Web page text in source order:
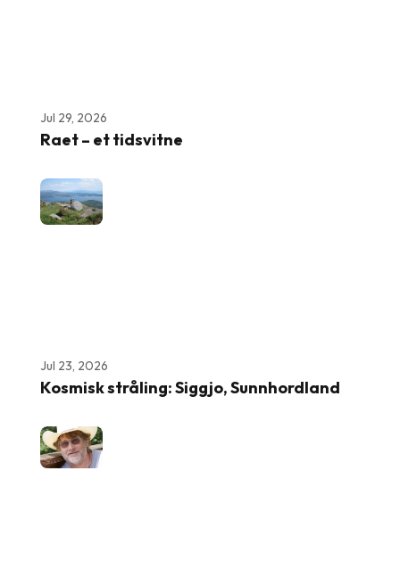
Jul 29, 2026
Raet – et tidsvitne
Jul 23, 2026
Kosmisk stråling: Siggjo, Sunnhordland